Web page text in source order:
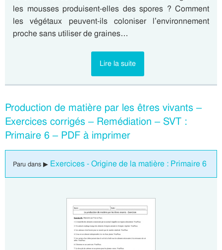
les mousses produisent-elles des spores ? Comment
les végétaux peuvent-ils coloniser l’environnement
proche sans utiliser de graines…
Lire la suite
Production de matière par les êtres vivants –
Exercices corrigés – Remédiation – SVT :
Primaire 6 – PDF à imprimer
Paru dans ▶ Exercices - Origine de la matière : Primaire 6